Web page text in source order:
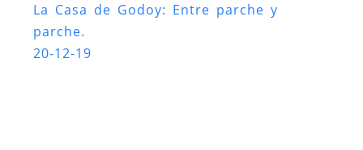
La Casa de Godoy: Entre parche y
parche.
20-12-19